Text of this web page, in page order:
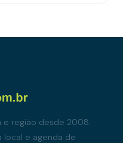
e região desde 2008.
local e agenda de